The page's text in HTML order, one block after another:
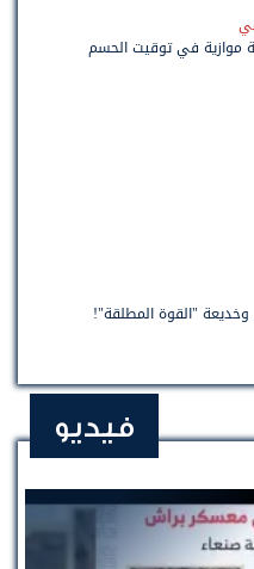
موازية في توقيت الحسم
وخديعة "القوة المطلقة"!
فيديو